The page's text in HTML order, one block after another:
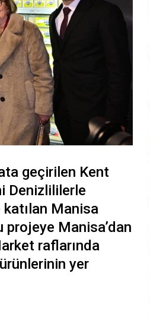
geçirilen Kent
Denizlililerle
katılan Manisa
projeye Manisa’dan
raflarında
yer